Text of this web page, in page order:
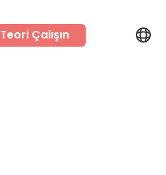
Teori Çalışın